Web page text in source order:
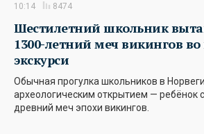
10:14 8474
Шестилетний школьник
1300-летний меч викингов
экскурси
Обычная прогулка школьников в
археологическим открытием — ребёнок
древний меч эпохи викингов.